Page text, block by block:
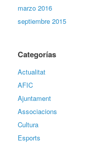
marzo 2016
septiembre 2015
Categorías
Actualitat
AFIC
Ajuntament
Associacions
Cultura
Esports